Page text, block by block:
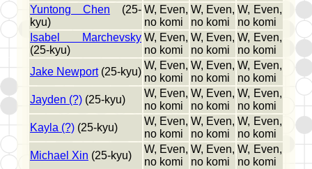
Yuntong Chen (25-
kyu)
W, Even,
no komi
W, Even,
no komi
W, Even,
no komi
Isabel Marchevsky
(25-kyu)
W, Even,
no komi
W, Even,
no komi
W, Even,
no komi
Jake Newport(25-kyu)
W, Even,
no komi
W, Even,
no komi
W, Even,
no komi
Jayden (?) (25-kyu)
W, Even,
no komi
W, Even,
no komi
W, Even,
no komi
Kayla (?) (25-kyu)
W, Even,
no komi
W, Even,
no komi
W, Even,
no komi
Michael Xin (25-kyu)
W, Even,
no komi
W, Even,
no komi
W, Even,
no komi